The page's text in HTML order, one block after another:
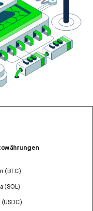
(BTC)
(SOL)
(USDC)